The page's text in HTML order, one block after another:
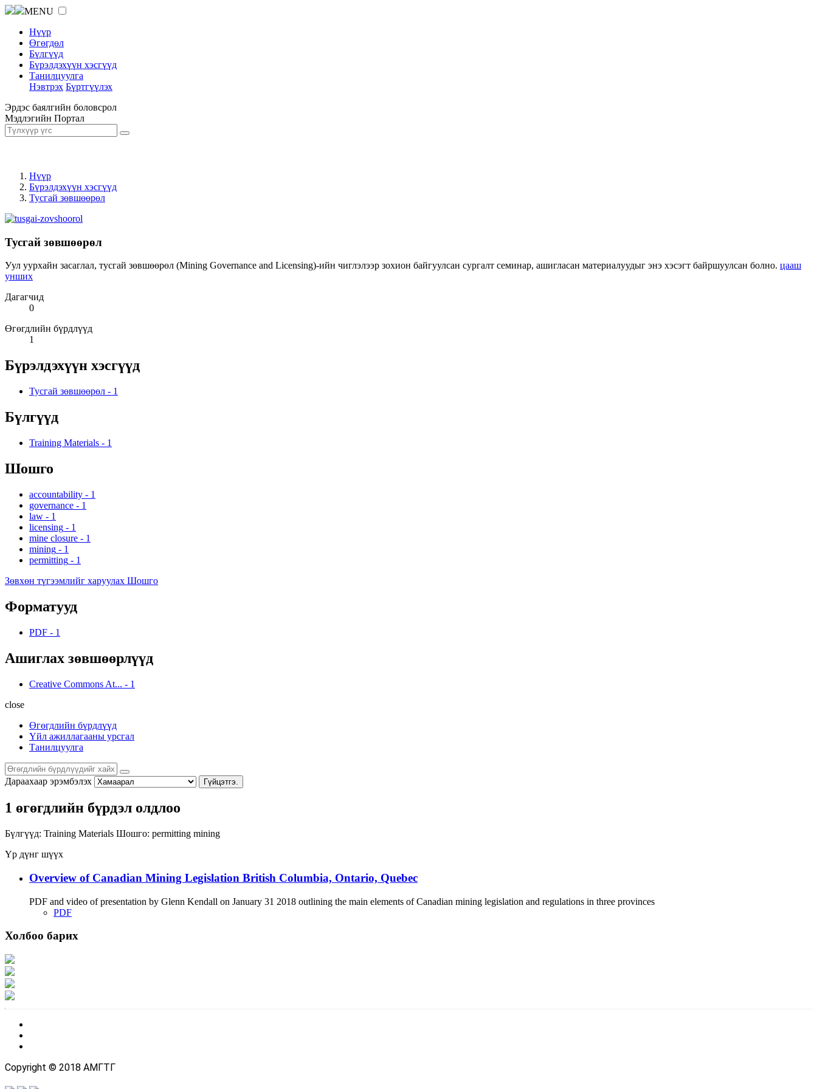
MENU
Нүүр
Өгөгдөл
Бүлгүүд
Бүрэлдэхүүн хэсгүүд
Танилцуулга
Нэвтрэх Бүртгүүлэх
Эрдэс баялгийн боловсрол
Мэдлэгийн Портал
Нүүр
Бүрэлдэхүүн хэсгүүд
Тусгай зөвшөөрөл
Тусгай зөвшөөрөл
Уул уурхайн засаглал, тусгай зөвшөөрөл (Mining Governance and Licensing)-ийн чиглэлээр зохион байгуулсан сургалт семинар, ашигласан материалуудыг энэ хэсэгт байршуулсан болно. цааш
унших
Дагагчид
0
Өгөгдлийн бүрдлүүд
1
Бүрэлдэхүүн хэсгүүд
Тусгай зөвшөөрөл - 1
Бүлгүүд
Training Materials - 1
Шошго
accountability - 1
governance - 1
law - 1
licensing - 1
mine closure - 1
mining - 1
permitting - 1
Зөвхөн түгээмлийг харуулах Шошго
Форматууд
PDF - 1
Ашиглах зөвшөөрлүүд
Creative Commons At... - 1
close
Өгөгдлийн бүрдлүүд
Үйл ажиллагааны урсгал
Танилцуулга
Дараахаар эрэмбэлэх Гүйцэтгэ.
1 өгөгдлийн бүрдэл олдлоо
Бүлгүүд: Training Materials Шошго: permitting mining
Үр дүнг шүүх
Overview of Canadian Mining Legislation British Columbia, Ontario, Quebec
PDF and video of presentation by Glenn Kendall on January 31 2018 outlining the main elements of Canadian mining legislation and regulations in three provinces
PDF
Холбоо барих
Copyright © 2018 АМГТГ